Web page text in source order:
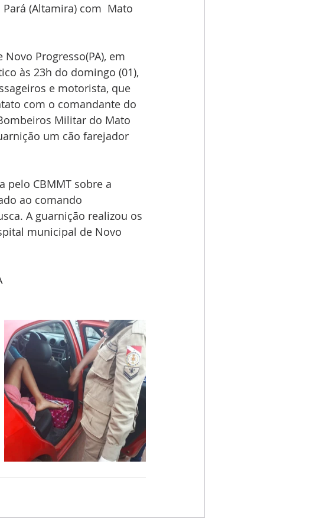
(Altamira) com  Mato
Progresso(PA), em
às 23h do domingo (01),
e motorista, que
com o comandante do
Militar do Mato
um cão farejador
pelo CBMMT sobre a
ao comando
A guarnição realizou os
municipal de Novo